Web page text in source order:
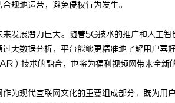
规地运营，避免侵权行为发生。
发展潜力巨大。随着5G技术的推广和人工
大数据分析，平台能够更精准地了解用户
）技术的融合，也将为福利视频网带来全新
为现代互联网文化的重要组成部分，既为